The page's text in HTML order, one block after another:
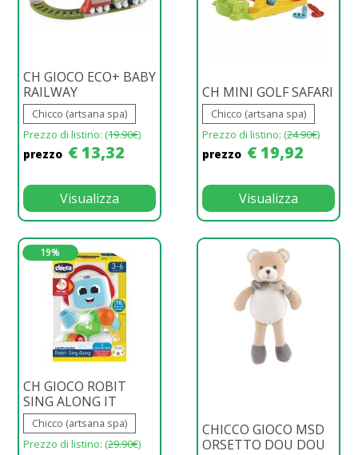
CH GIOCO ECO+ BABY
RAILWAY
Chicco (artsana spa)
Prezzo di listino: (19.90€)
prezzo € 13,32
Visualizza
CH MINI GOLF SAFARI
Chicco (artsana spa)
Prezzo di listino: (24.90€)
prezzo € 19,92
Visualizza
19%
CH GIOCO ROBIT
SING ALONG IT
Chicco (artsana spa)
Prezzo di listino: (29.90€)
CHICCO GIOCO MSD
ORSETTO DOU DOU